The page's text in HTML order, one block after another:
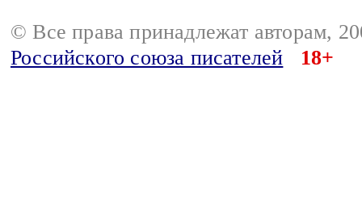
© Все права принадлежат авторам,
Российского союза писателей
18+